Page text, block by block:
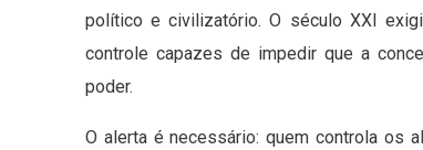
político e civilizatório. O século XXI
controle capazes de impedir que a
poder.
O alerta é necessário: quem controla os